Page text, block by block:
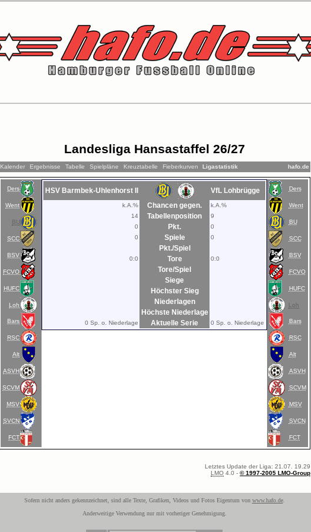
Landesliga Hansastaffel 26/27
Kalender Ergebnisse Tabelle Spielpläne Kreuztabelle Fieberkurven Ligastatistik hafo.de
Ders
Went
BU
SCC
BSV
FCVO
HUFC
Loh
Bars
RSC
Alt
ASVH
SCVM
MSV
SVCN
FCT
HSV Barmbek-Uhlenhorst II VfL Lohbrügge
k.A.% Chancen gegen.
k.A.%
14
Tabellenposition
9
0
Pkt.
0
0
Spiele 0
Pkt./Spiel
0:0 Tore 0:0
Tore/Spiel
Siege
Höchster Sieg
Niederlagen
Höchste Niederlage
0 Sp. o. Niederlage Aktuelle Serie 0 Sp. o. Niederlage
Ders
Went
BU
SCC
BSV
FCVO
HUFC
Loh
Bars
RSC
Alt
ASVH
SCVM
MSV
SVCN
FCT
Letztes Update der Liga: 21.07. 19.29
LMO 4.0 - © 1997-2005 LMO-Group
Sofern nicht anders gekennzeichnet, sind alle Texte, Grafiken, Videos und Fotos Eigentum von www.hafo.de.
Anderweitige Verwendung nur mit vorheriger Genehmigung.